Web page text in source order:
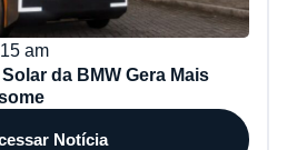
am
da BMW Gera Mais
Notícia